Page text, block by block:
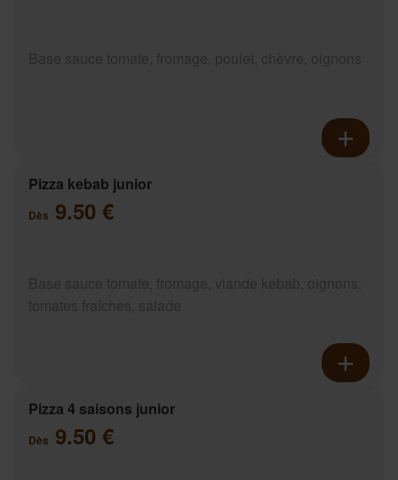
Pizza kebab junior
Dès 9.50 €
Pizza 4 saisons junior
Dès 9.50 €